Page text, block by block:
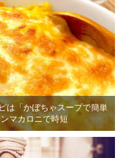
は「かぼちゃスープで簡単
マカロニで時短